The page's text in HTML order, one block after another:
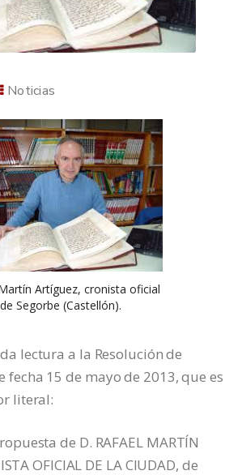
Noticias
Artíguez, cronista oficial
de Segorbe (Castellón).
lectura a la Resolución de
fecha 15 de mayo de 2013, que es
literal:
de D. RAFAEL MARTÍN
OFICIAL DE LA CIUDAD, de